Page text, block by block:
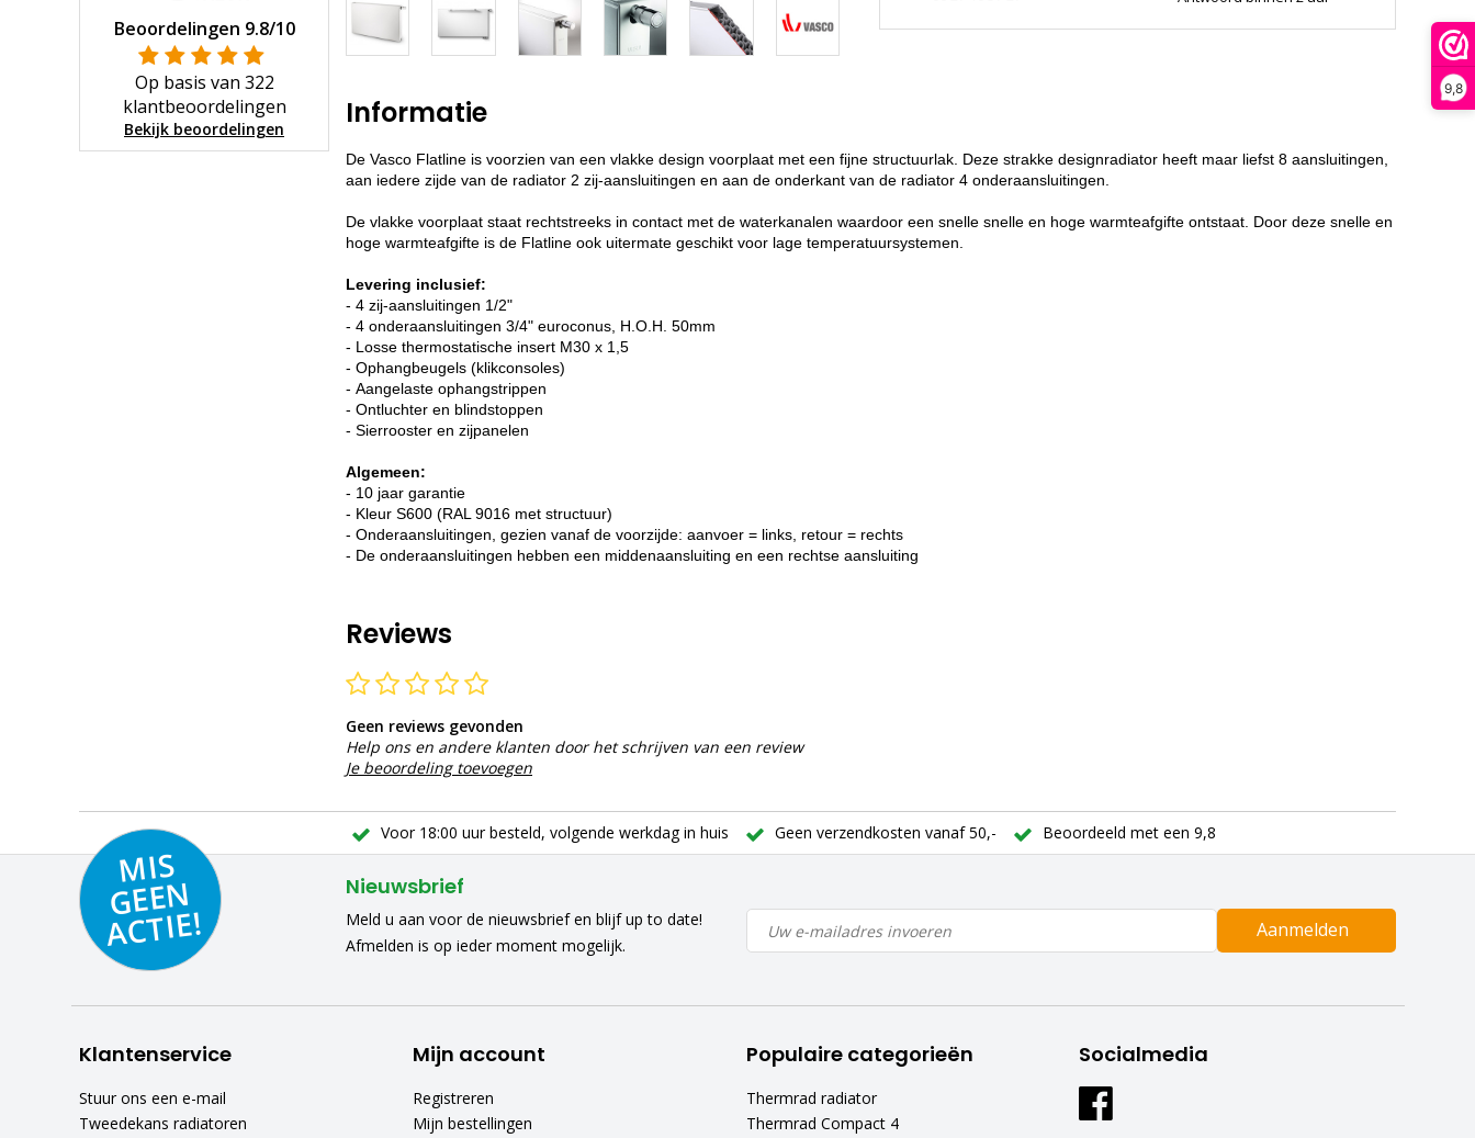
9,8
Beoordelingen 9.8/10
Op basis van 322
klantbeoordelingen
Bekijk beoordelingen Informatie
De Vasco Flatline is voorzien van een vlakke design voorplaat met een fijne structuurlak. Deze strakke designradiator heeft maar liefst 8 aansluitingen,
aan iedere zijde van de radiator 2 zij-aansluitingen en aan de onderkant van de radiator 4 onderaansluitingen.
De vlakke voorplaat staat rechtstreeks in contact met de waterkanalen waardoor een snelle snelle en hoge warmteafgifte ontstaat. Door deze snelle en
hoge warmteafgifte is de Flatline ook uitermate geschikt voor lage temperatuursystemen.
Levering inclusief:
- 4 zij-aansluitingen 1/2"
- 4 onderaansluitingen 3/4" euroconus, H.O.H. 50mm
- Losse thermostatische insert M30 x 1,5
- Ophangbeugels (klikconsoles)
- Aangelaste ophangstrippen
- Ontluchter en blindstoppen
- Sierrooster en zijpanelen
Algemeen:
- 10 jaar garantie
- Kleur S600 (RAL 9016 met structuur)
- Onderaansluitingen, gezien vanaf de voorzijde: aanvoer = links, retour = rechts
- De onderaansluitingen hebben een middenaansluiting en een rechtse aansluiting
Reviews
Geen reviews gevonden
Help ons en andere klanten door het schrijven van een review
Je beoordeling toevoegen
Voor 18:00 uur besteld, volgende werkdag in huis Geen verzendkosten vanaf 50,- Beoordeeld met een 9,8
MIS
GEE
N
A
C
TIE!
Nieuwsbrief
Meld u aan voor de nieuwsbrief en blijf up to date!
Afmelden is op ieder moment mogelijk.
Aanmelden
Klantenservice
Stuur ons een e-mail
Tweedekans radiatoren
Mijn account
Registreren
Mijn bestellingen
Populaire categorieën
Thermrad radiator
Thermrad Compact 4
Socialmedia